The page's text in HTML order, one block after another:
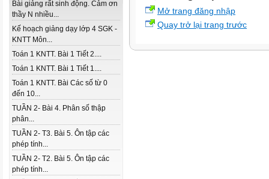
Bài giảng rất sinh động. Cảm ơn
thầy N nhiều...
Kế hoạch giảng dạy lớp 4 SGK -
KNTT Môn...
Toán 1 KNTT. Bài 1 Tiết 2....
Toán 1 KNTT. Bài 1 Tiết 1....
Toán 1 KNTT. Bài Các số từ 0
đến 10...
TUẦN 2- Bài 4. Phân số thập
phân...
TUẦN 2- T3. Bài 5. Ôn tập các
phép tính...
TUẦN 2- T2. Bài 5. Ôn tập các
phép tính...
Mở trang đăng nhập
Quay trở lại trang trước